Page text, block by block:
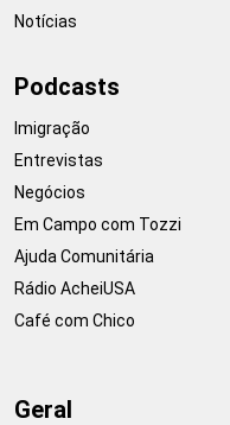
Notícias
Podcasts
Imigração
Entrevistas
Negócios
Em Campo com Tozzi
Ajuda Comunitária
Rádio AcheiUSA
Café com Chico
Geral